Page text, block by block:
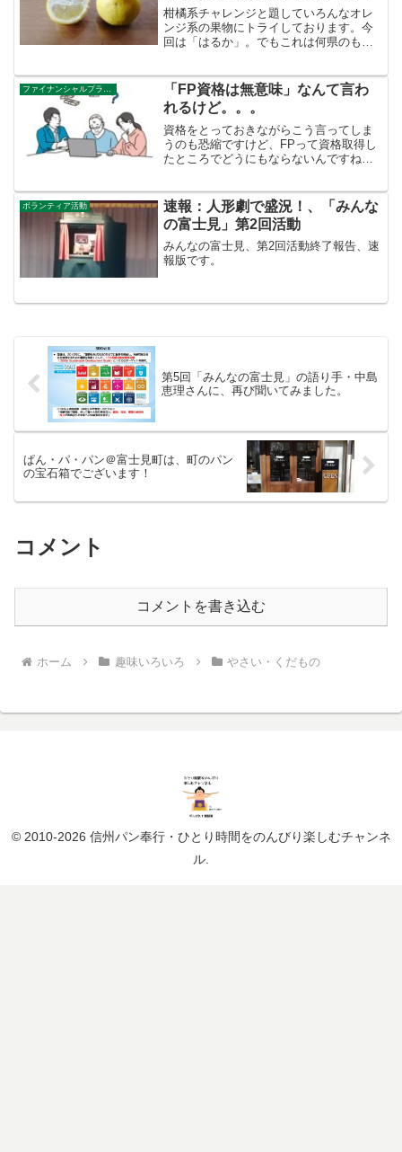
柑橘系チャレンジと題していろんなオレ
ンジ系の果物にトライしております。今
回は「はるか」。でもこれは何県のもの
ファイナンシャルプランナー
「FP資格は無意味」なんて言わ
れるけど。。。
資格をとっておきながらこう言ってしま
うのも恐縮ですけど、FPって資格取得し
たところでどうにもならないんですね。
労士とか税理士とかみたいな独占業務が
あるわけでもなく、就職...
ボランティア活動
速報：人形劇で盛況！、「みんな
の富士見」第2回活動
みんなの富士見、第2回活動終了報告、速
報版です。
第5回「みんなの富士見」の語り手・中島
恵理さんに、再び聞いてみました。
ぱん・パ・パン＠富士見町は、町のパン
の宝石箱でございます！
コメント
コメントを書き込む
ホーム 趣味いろいろ やさい・くだもの
© 2010-2026 信州パン奉行・ひとり時間をのんびり楽しむチャンネ
ル.